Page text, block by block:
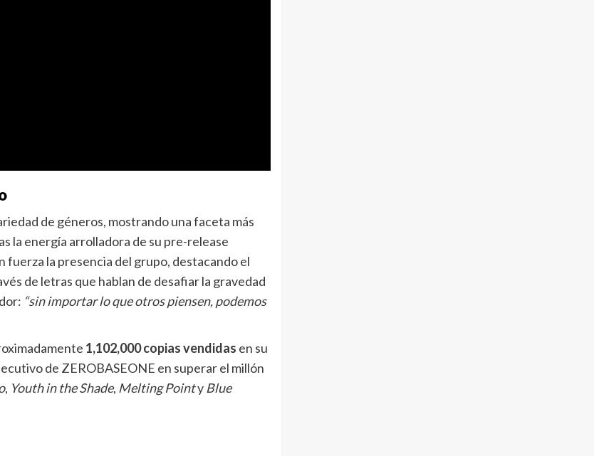
de géneros, mostrando una faceta más
la energía arrolladora de su pre-release
fuerza la presencia del grupo, destacando el
de letras que hablan de desafiar la gravedad
“sin importar lo que otros piensen, podemos
1,102,000 copias vendidas en su
de ZEROBASEONE en superar el millón
, Youth in the Shade, Melting Pointy Blue